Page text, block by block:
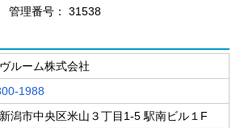
管理番号： 31538
ルーム株式会社
1988
潟市中央区米山３丁目1-5 駅南ビル１F